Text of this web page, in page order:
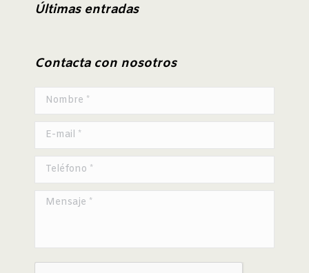
opens
window
Últimas entradas
Contacta con nosotros
Nombre *
E-mail *
Teléfono *
Mensaje *